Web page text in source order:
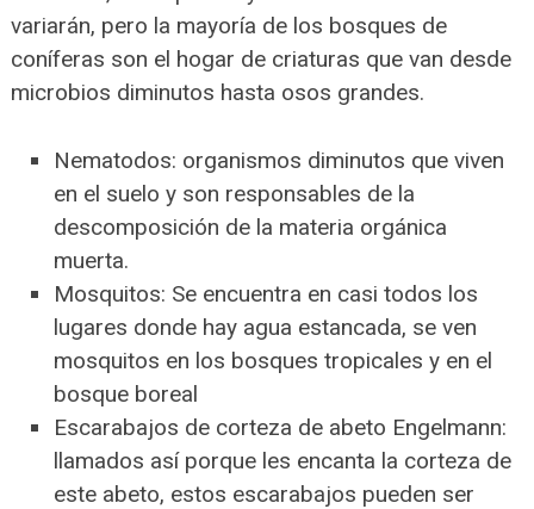
variarán, pero la mayoría de los bosques de
coníferas son el hogar de criaturas que van desde
microbios diminutos hasta osos grandes.
Nematodos: organismos diminutos que viven
en el suelo y son responsables de la
descomposición de la materia orgánica
muerta.
Mosquitos: Se encuentra en casi todos los
lugares donde hay agua estancada, se ven
mosquitos en los bosques tropicales y en el
bosque boreal
Escarabajos de corteza de abeto Engelmann:
llamados así porque les encanta la corteza de
este abeto, estos escarabajos pueden ser